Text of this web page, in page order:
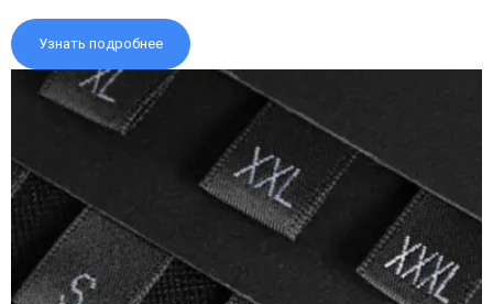
Узнать подробнее